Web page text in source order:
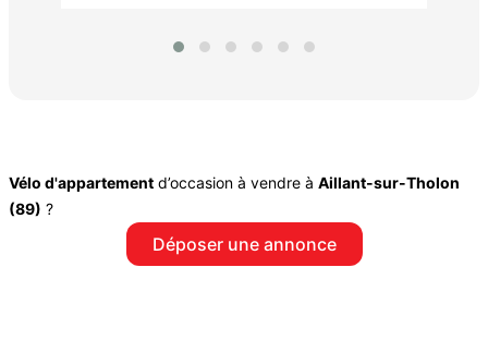
Vélo d'appartement d’occasion à vendre à Aillant-sur-Tholon
(89) ?
Déposer une annonce